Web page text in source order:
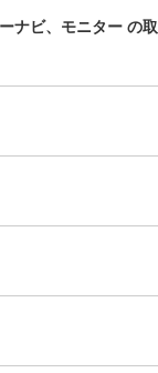
ナビ、モニター の取